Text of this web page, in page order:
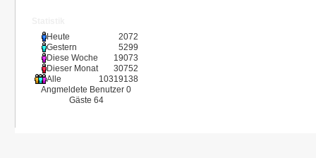
Heute
2072
Gestern
5299
Diese Woche
19073
Dieser Monat
30752
Alle
10319138
Angmeldete Benutzer 0
Gäste 64